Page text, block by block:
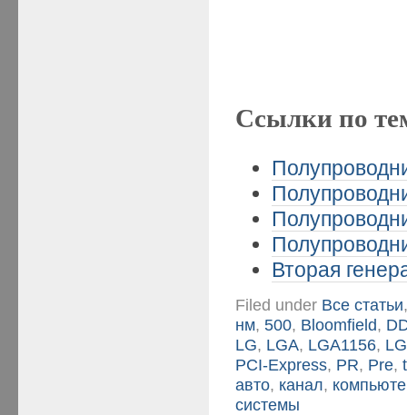
Ссылки по
Вторая
Filed under Все статьи
нм,500, Bloomfield,
LG, LGA, LGA1156,
PCI-Express, PR, Pre,
авто, канал,
системы